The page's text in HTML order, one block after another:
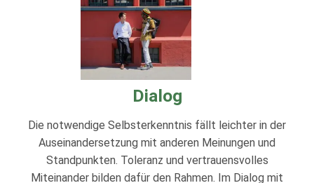
Dialog
Die notwendige Selbsterkenntnis fällt leichter in der
Auseinandersetzung mit anderen Meinungen und
Standpunkten. Toleranz und vertrauensvolles
Miteinander bilden dafür den Rahmen. Im Dialog mit